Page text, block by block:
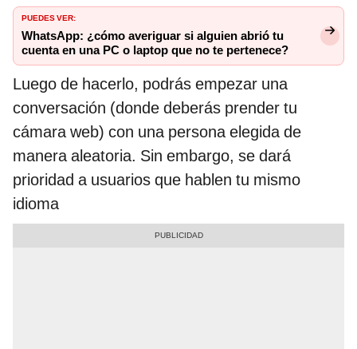
PUEDES VER:
WhatsApp: ¿cómo averiguar si alguien abrió tu
cuenta en una PC o laptop que no te pertenece?
Luego de hacerlo, podrás empezar una
conversación (donde deberás prender tu
cámara web) con una persona elegida de
manera aleatoria. Sin embargo, se dará
prioridad a usuarios que hablen tu mismo
idioma